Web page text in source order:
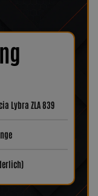
Lybra ZLA 839